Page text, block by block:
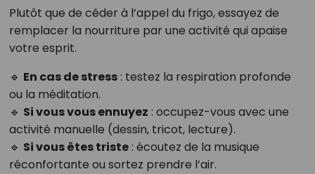
Plutôt que de céder à l’appel du frigo, essayez de
remplacer la nourriture par une activité qui apaise
votre esprit.
🔹 En cas de stress: testez la respiration profonde
ou la méditation.
🔹 Si vous vous ennuyez : occupez-vous avec une
activité manuelle (dessin, tricot, lecture).
🔹 Si vous êtes triste: écoutez de la musique
réconfortante ou sortez prendre l’air.